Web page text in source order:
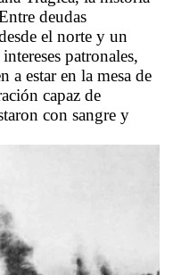
deudas
el norte y un
patronales,
a estar en la mesa de
capaz de
con sangre y